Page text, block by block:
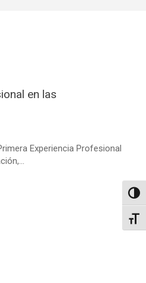
en las
Experiencia Profesional